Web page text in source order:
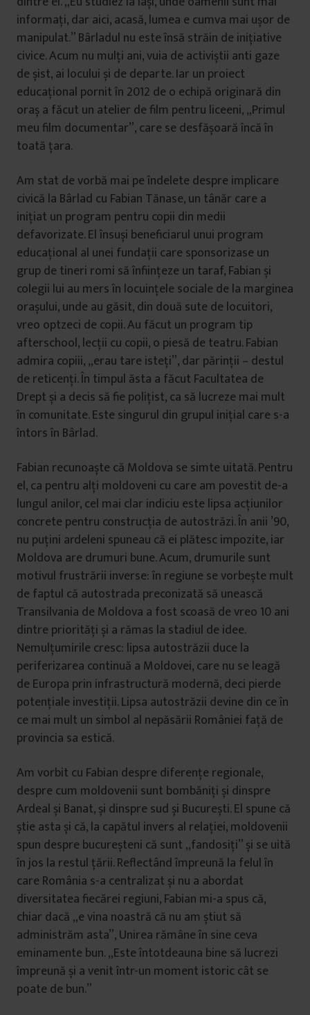
informați, dar aici, acasă, lumea e cumva mai ușor de
manipulat.” Bârladul nu este însă străin de inițiative
civice. Acum nu mulți ani, vuia de activiștii anti gaze
de șist, ai locului și de departe. Iar un proiect
educațional pornit în 2012 de o echipă originară din
oraș a făcut un atelier de film pentru liceeni, „Primul
meu film documentar”, care se desfășoară încă în
toată țara.
Am stat de vorbă mai pe îndelete despre implicare
civică la Bârlad cu Fabian Tănase, un tânăr care a
inițiat un program pentru copii din medii
defavorizate. El însuși beneficiarul unui program
educațional al unei fundații care sponsorizase un
grup de tineri romi să înființeze un taraf, Fabian și
colegii lui au mers în locuințele sociale de la marginea
orașului, unde au găsit, din două sute de locuitori,
vreo optzeci de copii. Au făcut un program tip
afterschool, lecții cu copii, o piesă de teatru. Fabian
admira copiii, „erau tare isteți”, dar părinții – destul
de reticenți. În timpul ăsta a făcut Facultatea de
Drept și a decis să fie polițist, ca să lucreze mai mult
în comunitate. Este singurul din grupul inițial care s-a
întors în Bârlad.
Fabian recunoaște că Moldova se simte uitată. Pentru
el, ca pentru alți moldoveni cu care am povestit de-a
lungul anilor, cel mai clar indiciu este lipsa acțiunilor
concrete pentru construcția de autostrăzi. În anii ’90,
nu puțini ardeleni spuneau că ei plătesc impozite, iar
Moldova are drumuri bune. Acum, drumurile sunt
motivul frustrării inverse: în regiune se vorbește mult
de faptul că autostrada preconizată să unească
Transilvania de Moldova a fost scoasă de vreo 10 ani
dintre priorități și a rămas la stadiul de idee.
Nemulțumirile cresc: lipsa autostrăzii duce la
periferizarea continuă a Moldovei, care nu se leagă
de Europa prin infrastructură modernă, deci pierde
potențiale investiții. Lipsa autostrăzii devine din ce în
ce mai mult un simbol al nepăsării României față de
provincia sa estică.
Am vorbit cu Fabian despre diferențe regionale,
despre cum moldovenii sunt bombăniți și dinspre
Ardeal și Banat, și dinspre sud și București. El spune că
știe asta și că, la capătul invers al relației, moldovenii
spun despre bucureșteni că sunt „fandosiți” și se uită
în jos la restul țării. Reflectând împreună la felul în
care România s-a centralizat și nu a abordat
diversitatea fiecărei regiuni, Fabian mi-a spus că,
chiar dacă „e vina noastră că nu am știut să
administrăm asta”, Unirea rămâne în sine ceva
eminamente bun. „Este întotdeauna bine să lucrezi
împreună și a venit într-un moment istoric cât se
poate de bun.”